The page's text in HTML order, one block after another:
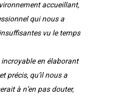
accueillant,
qui nous a
vu le temps
en élaborant
précis, qu’il nous a
à n’en pas douter,